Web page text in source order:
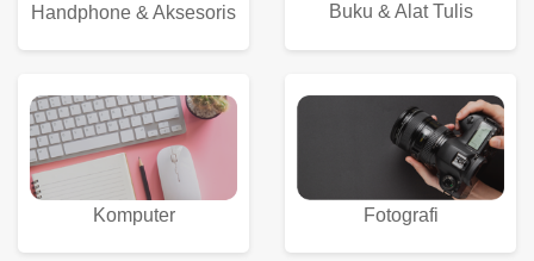
Handphone & Aksesoris Buku & Alat Tulis
Komputer Fotografi